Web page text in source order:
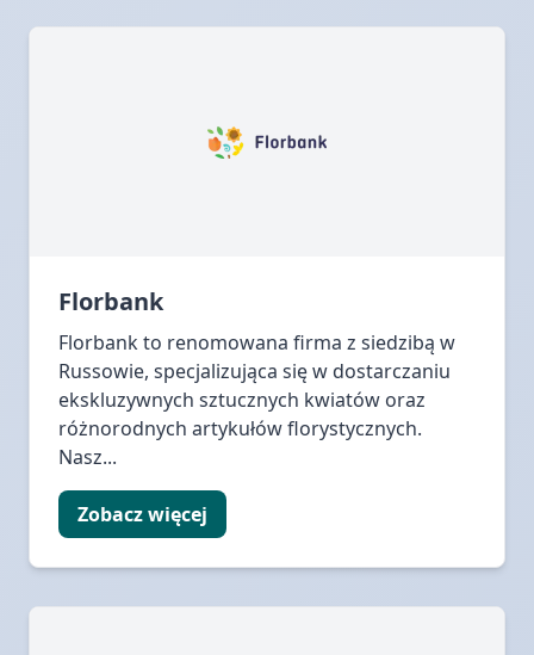
Florbank
Florbank to renomowana firma z siedzibą w
Russowie, specjalizująca się w dostarczaniu
ekskluzywnych sztucznych kwiatów oraz
różnorodnych artykułów florystycznych.
Nasz...
Zobacz więcej